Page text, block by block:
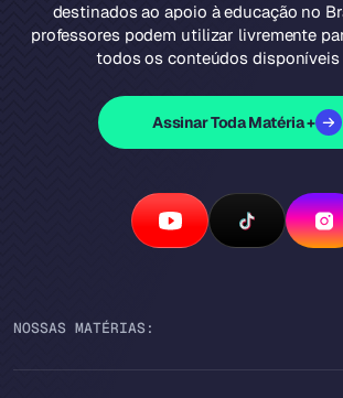
destinados ao apoio à educação no
professores podem utilizar livremente
todos os conteúdos disponíveis
Assinar Toda Matéria +
NOSSAS MATÉRIAS: